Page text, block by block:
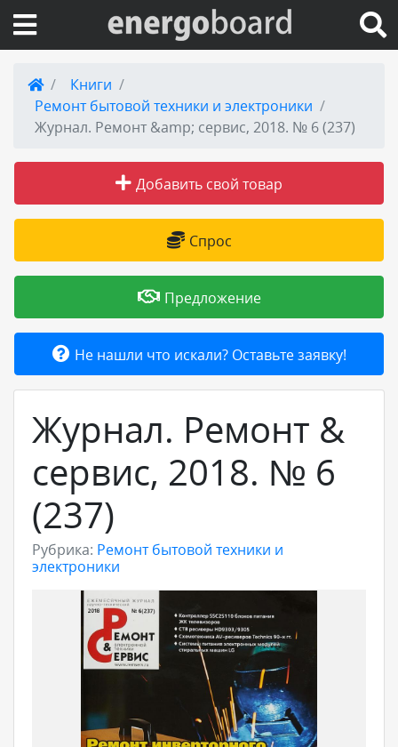
Вход на сайт
Поиск по сайту
Публикации
Справка
Товары и услуги
Добавить товар или услугу
Книги
Ремонт бытовой техники и электроники
Журнал. Ремонт &amp; сервис, 2018. № 6 (237)
Добавить свой товар
Спрос
Предложение
Не нашли что искали? Оставьте заявку!
Журнал. Ремонт &
сервис, 2018. № 6
(237)
Рубрика: Ремонт бытовой техники и
электроники